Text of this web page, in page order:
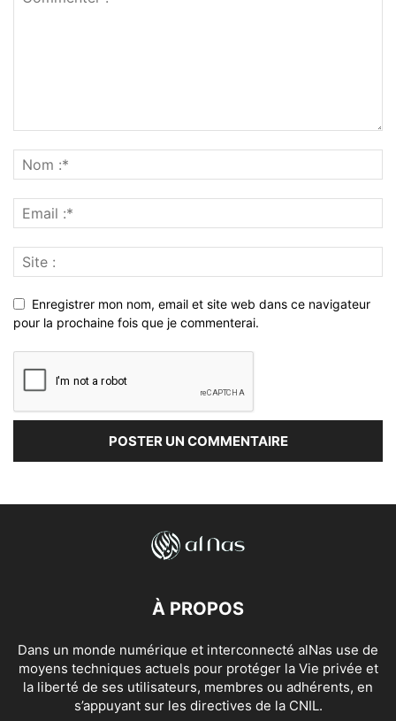
Enregistrer mon nom, email et site web dans ce navigateur
pour la prochaine fois que je commenterai.
À PROPOS
Dans un monde numérique et interconnecté alNas use de
moyens techniques actuels pour protéger la Vie privée et
la liberté de ses utilisateurs, membres ou adhérents, en
s’appuyant sur les directives de la CNIL.